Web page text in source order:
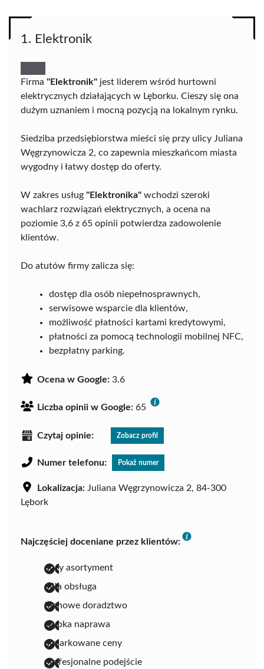
1. Elektronik
Firma "Elektronik" jest liderem wśród hurtowni
elektrycznych działających w Lęborku. Cieszy się ona
dużym uznaniem i mocną pozycją na lokalnym rynku.
Siedziba przedsiębiorstwa mieści się przy ulicy Juliana
Węgrzynowicza 2, co zapewnia mieszkańcom miasta
wygodny i łatwy dostęp do oferty.
W zakres usług "Elektronika" wchodzi szeroki
wachlarz rozwiązań elektrycznych, a ocena na
poziomie 3,6 z 65 opinii potwierdza zadowolenie
klientów.
Do atutów firmy zalicza się:
dostęp dla osób niepełnosprawnych,
serwisowe wsparcie dla klientów,
możliwość płatności kartami kredytowymi,
płatności za pomocą technologii mobilnej NFC,
bezpłatny parking.
Ocena w Google: 3.6
Liczba opinii w Google: 65
Czytaj opinie: Zobacz profil
Numer telefonu: Pokaż numer
Lokalizacja: Juliana Węgrzynowicza 2, 84-300
Lębork
Najczęściej doceniane przez klientów:
duży asortyment
miła obsługa
fachowe doradztwo
szybka naprawa
umiarkowane ceny
profesjonalne podejście